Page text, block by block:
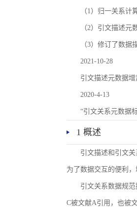
（1）归一关系
（2）引文描述元
（3）修订了数据
2021-10-28
引文描述元数据增
2020-4-13
“引文关系元数据
1 概述
引文描述和引文
为了数据交互的便利
引文关系数据规
C被文献A引用，也被